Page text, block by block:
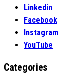
Linkedin
Facebook
Instagram
YouTube
Categories